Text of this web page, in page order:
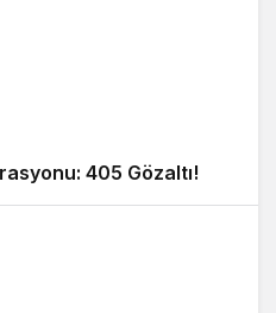
405 Gözaltı!